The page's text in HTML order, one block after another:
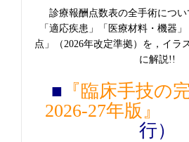
診療報酬点数表の全手術につい
「適応疾患」「医療材料・機器
点」（2026年改定準拠）を，イラ
に解説!!
■ 『臨床手技の
2026-27年版』
行）